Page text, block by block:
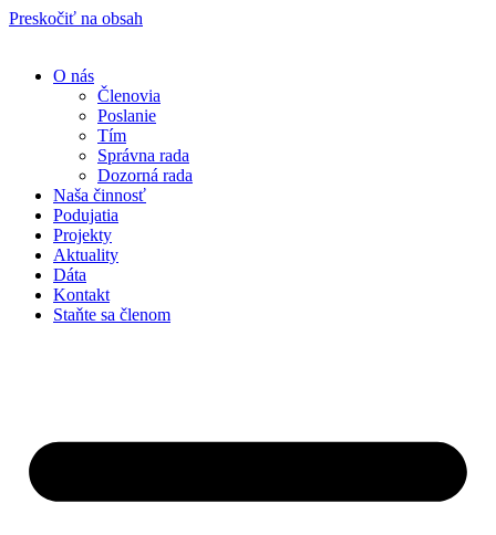
Preskočiť na obsah
O nás
Členovia
Poslanie
Tím
Správna rada
Dozorná rada
Naša činnosť
Podujatia
Projekty
Aktuality
Dáta
Kontakt
Staňte sa členom